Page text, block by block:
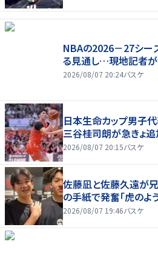
NBAの2026－27シー
る見通し…現地記者
2026/08/07 20:24バスケ
日本生命カップ男子
三谷桂司朗が急きょ
2026/08/07 20:15バスケ
佐藤凪と佐藤久遠が
の手紙で発奮「虎のよ
2026/08/07 19:46バスケ